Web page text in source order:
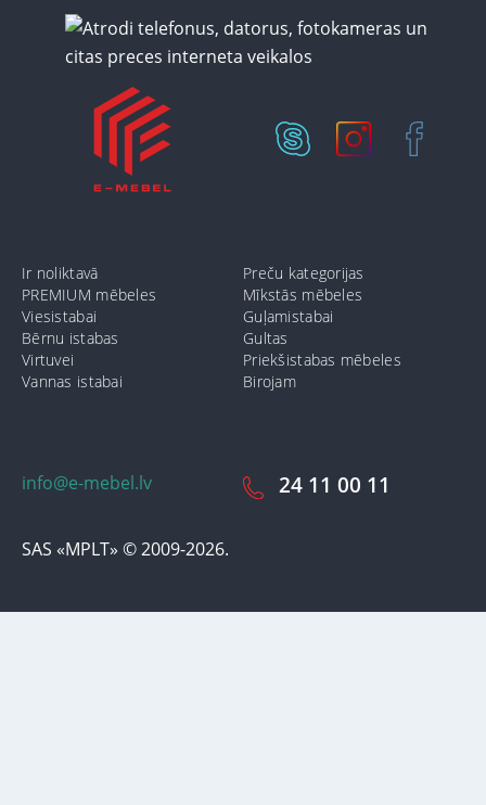
info@e-mebel.lv
SAS «MPLT» © 2009-2026.
24 11 00 11
Ir noliktavā
Preču kategorijas
PREMIUM mēbeles
Mīkstās mēbeles
Viesistabai
Guļamistabai
Bērnu istabas
Gultas
Virtuvei
Priekšistabas mēbeles
Vannas istabai
Birojam